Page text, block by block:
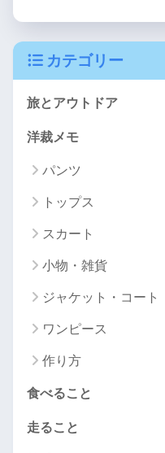
カテゴリー
旅とアウトドア
洋裁メモ
パンツ
トップス
スカート
小物・雑貨
ジャケット・コート
ワンピース
作り方
食べること
走ること